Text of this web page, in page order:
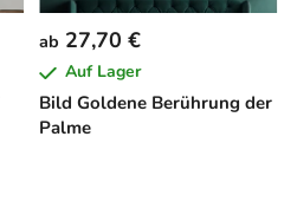
Bild Goldene Berührung der
Palme
ab 27,70 €
Auf Lager